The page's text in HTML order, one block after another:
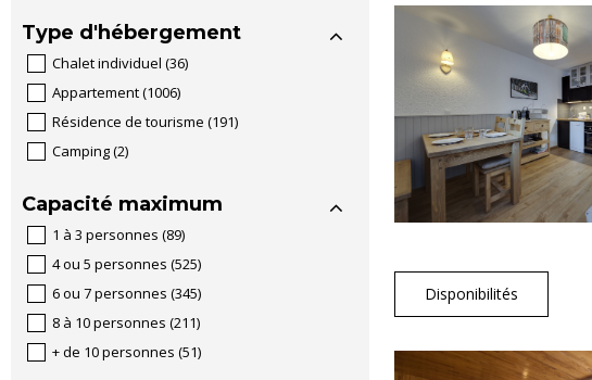
Type d'hébergement
Chalet individuel (36)
Appartement(1006)
Résidence de tourisme (191)
Camping(2)
Capacité maximum
1 à 3 personnes (89)
4 ou 5 personnes (525)
6 ou 7 personnes (345)
8 à 10 personnes (211)
+ de 10 personnes (51)
Disponibilités